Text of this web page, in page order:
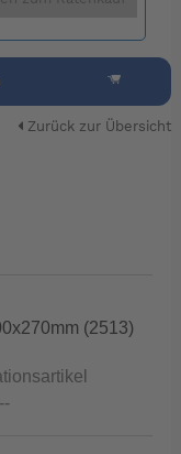
Zurück zur Übersicht
(2513)